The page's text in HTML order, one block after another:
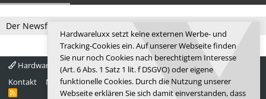
Der Newsfeed ist zur Zeit leer.
Hardwareluxx 4.0
Deutsch
Kontakt
Nutzungsbedingungen Datenschutz Hilfe Startseite
R
Hardwareluxx setzt keine externen Werbe- und
Tracking-Cookies ein. Auf unserer Webseite finden
Sie nur noch Cookies nach berechtigtem Interesse
(Art. 6 Abs. 1 Satz 1 lit. f DSGVO) oder eigene
funktionelle Cookies. Durch die Nutzung unserer
Webseite erklären Sie sich damit einverstanden, dass